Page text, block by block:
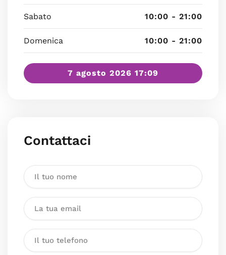
Sabato 10:00 - 21:00
Domenica 10:00 - 21:00
7 agosto 2026 17:09
Contattaci